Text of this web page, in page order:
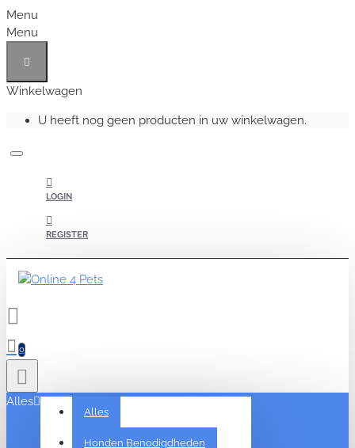
Menu
Menu
Winkelwagen
U heeft nog geen producten in uw winkelwagen.
LOGIN
REGISTER
0
Alles
Alles
Honden Benodigdheden